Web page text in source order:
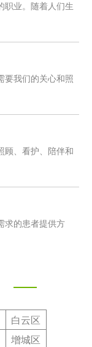
职业。随着人们生
要我们的关心和照
顾、看护、陪伴和
求的患者提供方
白云区
增城区